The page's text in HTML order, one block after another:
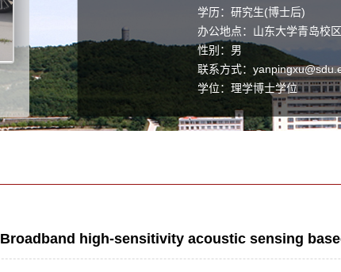
学历：研究生(博士后)
办公地点：山东大学青岛校
性别：男
联系方式：
学位：理学博士学位
职称：教授
毕业院校：渥太华大学
Broadband high-sensitivity acoustic sensing